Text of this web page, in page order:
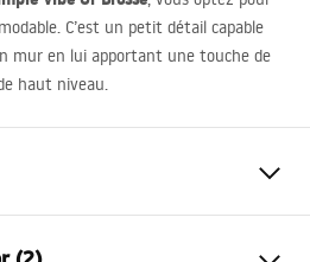
C’est un petit détail capable
mur en lui apportant une touche de
haut niveau.